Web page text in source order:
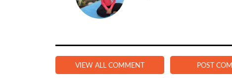
VIEW ALL COMMENT POST